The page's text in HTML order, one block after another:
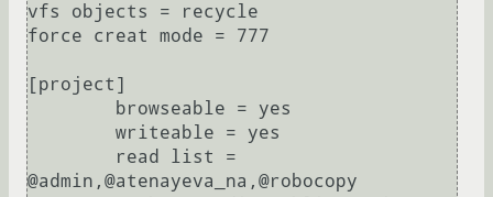
vfs objects = recycle
force creat mode = 777
[project]
@admin,@atenayeva_na,@robocopy